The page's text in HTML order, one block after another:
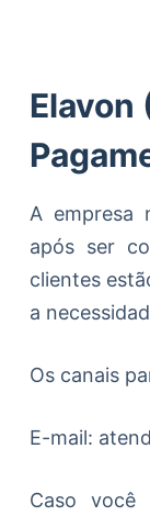
Elavon
A empresa
após ser
clientes
a
Os canais
E-mail:
Caso